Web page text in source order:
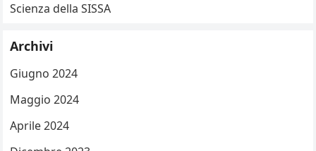
Scienza della SISSA
Archivi
Giugno 2024
Maggio 2024
Aprile 2024